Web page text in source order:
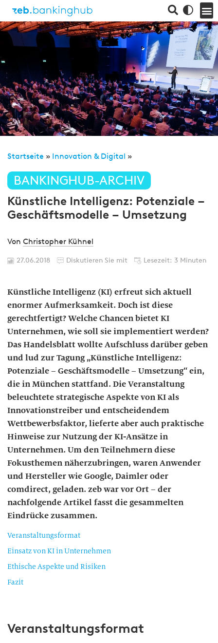
Startseite » Innovation & Digital »
BANKINGHUB-ARCHIV
Künstliche Intelligenz: Potenziale –
Geschäftsmodelle – Umsetzung
Von Christopher Kühnel
27.06.2018 Diskutieren Sie mit Lesezeit: 3 Minuten
Künstliche Intelligenz (KI) erfreut sich aktuell
enormer Aufmerksamkeit. Doch ist diese
gerechtfertigt? Welche Chancen bietet KI
Unternehmen, wie soll sie implementiert werden?
Das Handelsblatt wollte Aufschluss darüber geben
und lud zur Tagung „Künstliche Intelligenz:
Potenziale – Geschäftsmodelle – Umsetzung“ ein,
die in München stattfand. Die Veranstaltung
beleuchtete strategische Aspekte von KI als
Innovationstreiber und entscheidendem
Wettbewerbsfaktor, lieferte aber auch praktische
Hinweise zur Nutzung der KI-Ansätze in
Unternehmen. Um den Teilnehmern diese
Fokusthemen näherzubringen, waren Anwender
und Hersteller wie Google, Daimler oder
comdirect, geladen. zeb war vor Ort – der
nachfolgende Artikel fasst die gesammelten
Eindrücke zusammen.
Veranstaltungsformat
Einsatz von KI in Unternehmen
Ethische Aspekte und Risiken
Fazit
Veranstaltungsformat